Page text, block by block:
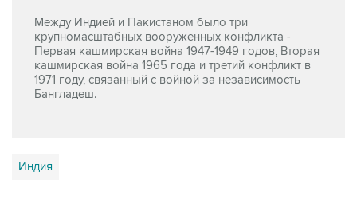
Между Индией и Пакистаном было три
крупномасштабных вооруженных конфликта -
Первая кашмирская война 1947-1949 годов, Вторая
кашмирская война 1965 года и третий конфликт в
1971 году, связанный с войной за независимость
Бангладеш.
Индия